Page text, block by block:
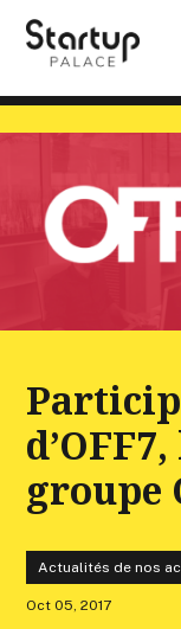
Skip
groupe
Actualités de nos
Oct 05, 2017